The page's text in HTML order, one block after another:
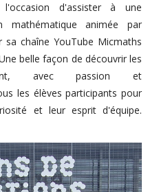
d'assister à une
mathématique animée par
sa chaîne YouTube Micmaths
belle façon de découvrir les
avec passion et
les élèves participants pour
et leur esprit d'équipe.